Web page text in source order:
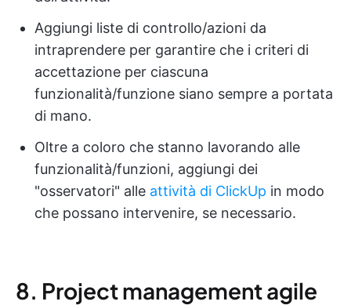
Aggiungi liste di controllo/azioni da
intraprendere per garantire che i criteri di
accettazione per ciascuna
funzionalità/funzione siano sempre a portata
di mano.
Oltre a coloro che stanno lavorando alle
funzionalità/funzioni, aggiungi dei
"osservatori" alle attività di ClickUp in modo
che possano intervenire, se necessario.
8. Project management agile